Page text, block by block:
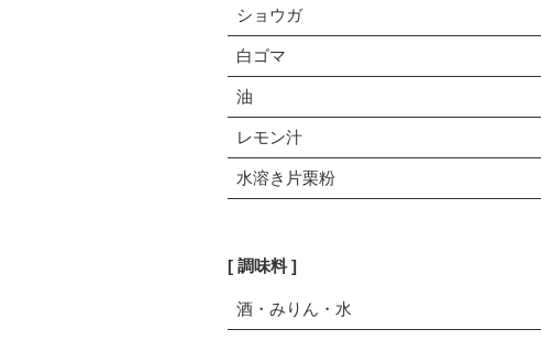
ショウガ
白ゴマ
油
レモン汁
水溶き片栗粉
調味料
酒・みりん・水